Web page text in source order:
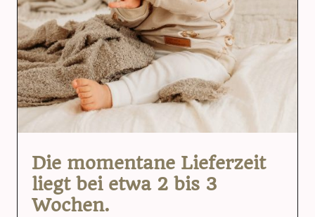
Die momentane Lieferzeit
liegt bei etwa 2 bis 3
Wochen.